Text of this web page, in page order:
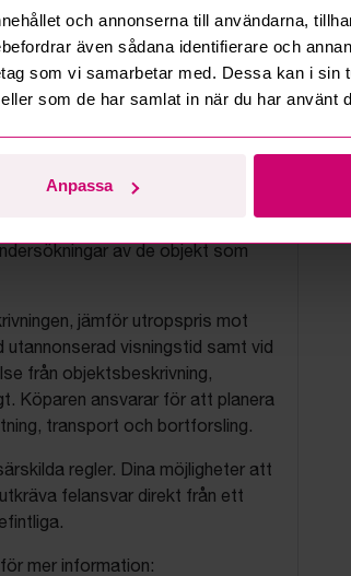
och annonserna till användarna,
även sådana identifierare och
som vi samarbetar med. Dessa kan i sin
som de har samlat in när du har använt
Anpassa
och kan inte tas bort.
garanti. Vi saknar möjlighet att
av de objekt som
jämför utropspris mot
utannonserad visningstid samt vid
från objektsbeskrivning,
Köparen ansvarar för att planera
transport och bortforsling.
regler. Dina möjligheter att
felansvar direkt från ett
mer information: